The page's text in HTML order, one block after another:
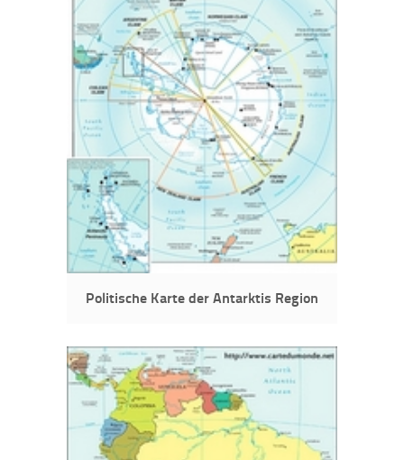
Politische Karte der Antarktis Region